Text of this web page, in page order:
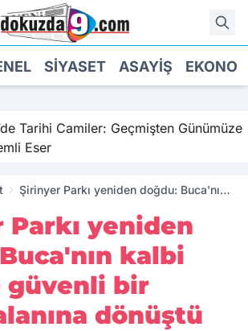
SIYASET ASAYIŞ
Tarihi Camiler: Geçmişten Günümüze
Eser
Şirinyer Parkı yeniden doğdu: Buca'nın
dönüştü
yeniden
kalbi
güvenli bir
dönüştü